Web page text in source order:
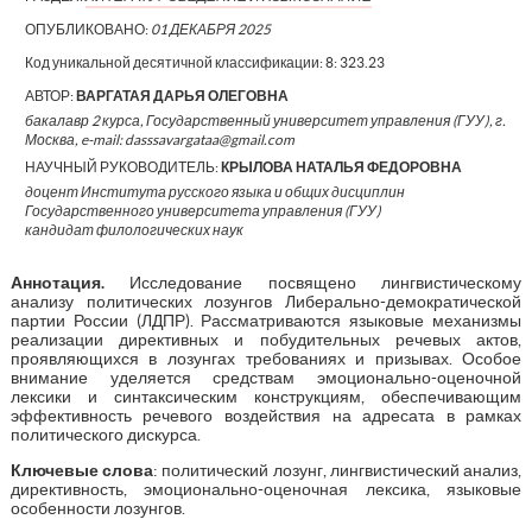
ОПУБЛИКОВАНО: 01 ДЕКАБРЯ 2025
Код уникальной десятичной классификации:8: 323.23
АВТОР:ВАРГАТАЯ ДАРЬЯ ОЛЕГОВНА
бакалавр 2 курса, Государственный университет управления (ГУУ), г.
Москва, e-mail: dasssavargataa@gmail.com
НАУЧНЫЙ РУКОВОДИТЕЛЬ:КРЫЛОВА НАТАЛЬЯ ФЕДОРОВНА
доцент Института русского языка и общих дисциплин
Государственного университета управления (ГУУ)
кандидат филологических наук
Аннотация.Исследование посвящено лингвистическому
анализу политических лозунгов Либерально-демократической
партии России (ЛДПР). Рассматриваются языковые механизмы
реализации директивных и побудительных речевых актов,
проявляющихся в лозунгах требованиях и призывах. Особое
внимание уделяется средствам эмоционально-оценочной
лексики и синтаксическим конструкциям, обеспечивающим
эффективность речевого воздействия на адресата в рамках
политического дискурса.
Ключевые слова: политический лозунг, лингвистический анализ,
директивность, эмоционально-оценочная лексика, языковые
особенности лозунгов.